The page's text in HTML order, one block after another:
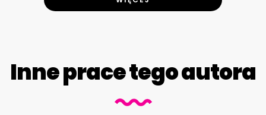
Inne prace tego autora